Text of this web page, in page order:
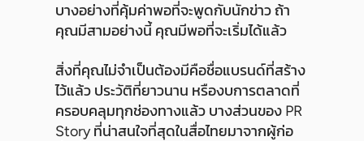
บางอย่างที่คุ้มค่าพอที่จะพูดกับนักข่าว ถ้า
คุณมีสามอย่างนี้ คุณมีพอที่จะเริ่มได้แล้ว
สิ่งที่คุณไม่จำเป็นต้องมีคือชื่อแบรนด์ที่สร้าง
ไว้แล้ว ประวัติที่ยาวนาน หรืองบการตลาดที่
ครอบคลุมทุกช่องทางแล้ว บางส่วนของ PR
Story ที่น่าสนใจที่สุดในสื่อไทยมาจากผู้ก่อ